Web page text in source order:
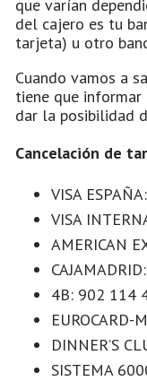
que varían
del cajero es tu
tarjeta) u otro
Cuando vamos a
tiene que informar
dar la posibilidad
Cancelación de
VISA
VISA
AMERICAN
4B: 902 114
EUROCARD-
DINNER’S
SISTEMA